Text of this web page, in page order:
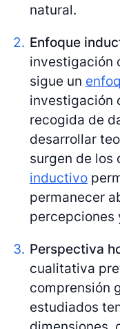
natural.
Enfoque
investigación
sigue un
investigación
recogida de
desarrollar
surgen de los
inductivo
permanecer
percepciones
Perspectiva
cualitativa
comprensión
estudiados